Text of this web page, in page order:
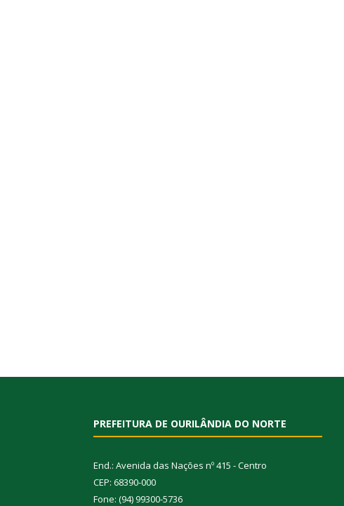
PREFEITURA DE OURILÂNDIA DO NORTE
End.: Avenida das Nações nº 415 - Centro
CEP: 68390-000
Fone: (94) 99300-5736